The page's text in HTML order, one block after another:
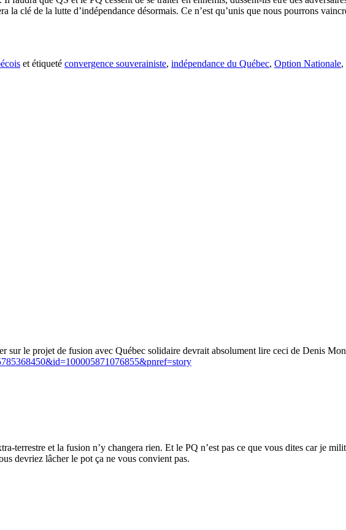
la clé de la lutte d’indépendance désormais. Ce n’est qu’unis que nous pourrons
et étiqueté convergence souverainiste, indépendance du Québec, Option Nationale,
sur le projet de fusion avec Québec solidaire devrait absolument lire ceci de Denis
terrestre et la fusion n’y changera rien. Et le PQ n’est pas ce que vous dites car je
devriez lâcher le pot ça ne vous convient pas.